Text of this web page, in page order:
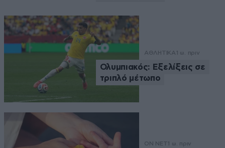
ΑΘΛΗΤΙΚΑ 1 ω. πριν
Ολυμπιακός: Εξελίξεις σε
τριπλό μέτωπο
ON NET 1 ω. πριν